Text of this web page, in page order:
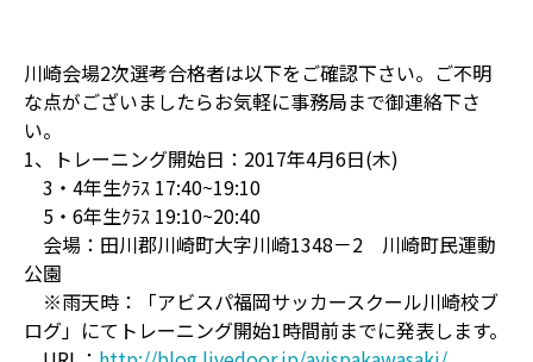
川崎会場2次選考合格者は以下をご確認下さい。ご不明
な点がございましたらお気軽に事務局まで御連絡下さ
い。
1、トレーニング開始日：2017年4月6日(木)
3・4年生ｸﾗｽ 17:40~19:10
5・6年生ｸﾗｽ 19:10~20:40
会場：田川郡川崎町大字川崎1348－2 川崎町民運動
公園
※雨天時：「アビスパ福岡サッカースクール川崎校ブ
ログ」にてトレーニング開始1時間前までに発表します。